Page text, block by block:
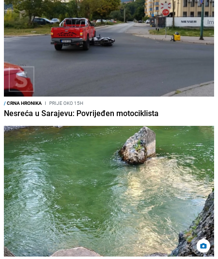
/CRNA HRONIKA I PRIJE OKO 15H
Nesreća u Sarajevu: Povrijeđen motociklista